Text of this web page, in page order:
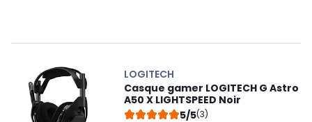
LOGITECH
Casque gamer LOGITECH G Astro
A50 X LIGHTSPEED Noir
5/5(3)